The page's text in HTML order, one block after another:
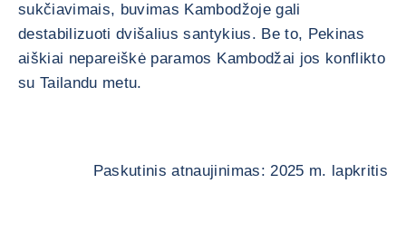
sukčiavimais, buvimas Kambodžoje gali
destabilizuoti dvišalius santykius. Be to, Pekinas
aiškiai nepareiškė paramos Kambodžai jos konflikto
su Tailandu metu.
Paskutinis atnaujinimas: 2025 m. lapkritis